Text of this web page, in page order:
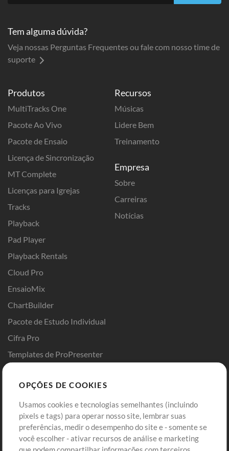
Produtos
MultiTracks One
Pacote Ao Vivo
Pacote de Ensaio
Licença de Sincronização
MT Complete
Licenças para Igrejas
Tracks
Playback
Pad Player
Playback Rentals
Cloud Pro
EnsaioMix
ChartBuilder
Pacote de Estudo Individual
Cifra Pro
Templates de ProPresenter
Recursos
Músicas
Lidere Bem
Treinamento
Empresa
Sobre
Carreiras
Notícias
Comprar Créditos
Conteúdo Grátis
Solicite uma Música
Entre
Cadastre-se
Ir ao carrinho
Tem alguma dúvida?
Veja nossas Perguntas Frequentes ou fale com nosso time de
suporte
OPÇÕES DE COOKIES
Usamos cookies e tecnologias semelhantes (incluindo
pixels e tags) para operar nosso site, lembrar suas
preferências, medir o desempenho do site e - somente se
você escolher - ativar recursos de análise e marketing